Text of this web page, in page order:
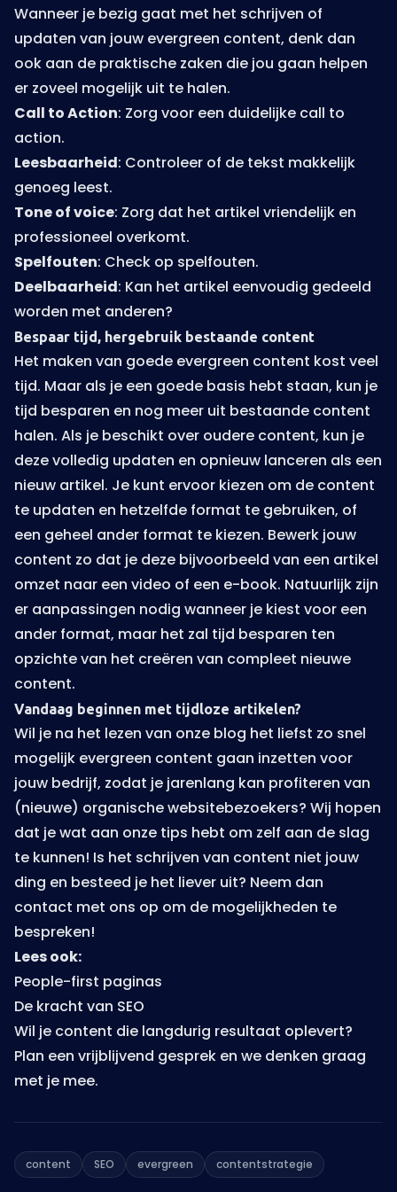
Wanneer je bezig gaat met het schrijven of
updaten van jouw evergreen content, denk dan
ook aan de praktische zaken die jou gaan helpen
er zoveel mogelijk uit te halen.
Call to Action: Zorg voor een duidelijke call to
action.
Leesbaarheid: Controleer of de tekst makkelijk
genoeg leest.
Tone of voice: Zorg dat het artikel vriendelijk en
professioneel overkomt.
Spelfouten: Check op spelfouten.
Deelbaarheid: Kan het artikel eenvoudig gedeeld
worden met anderen?
Bespaar tijd, hergebruik bestaande content
Het maken van goede evergreen content kost veel
tijd. Maar als je een goede basis hebt staan, kun je
tijd besparen en nog meer uit bestaande content
halen. Als je beschikt over oudere content, kun je
deze volledig updaten en opnieuw lanceren als een
nieuw artikel. Je kunt ervoor kiezen om de content
te updaten en hetzelfde format te gebruiken, of
een geheel ander format te kiezen. Bewerk jouw
content zo dat je deze bijvoorbeeld van een artikel
omzet naar een video of een e-book. Natuurlijk zijn
er aanpassingen nodig wanneer je kiest voor een
ander format, maar het zal tijd besparen ten
opzichte van het creëren van compleet nieuwe
content.
Vandaag beginnen met tijdloze artikelen?
Wil je na het lezen van onze blog het liefst zo snel
mogelijk evergreen content gaan inzetten voor
jouw bedrijf, zodat je jarenlang kan profiteren van
(nieuwe) organische websitebezoekers? Wij hopen
dat je wat aan onze tips hebt om zelf aan de slag
te kunnen! Is het schrijven van content niet jouw
ding en besteed je het liever uit? Neem dan
contact met ons op om de mogelijkheden te
bespreken!
Lees ook:
People-first paginas
De kracht van SEO
Wil je content die langdurig resultaat oplevert?
Plan een vrijblijvend gesprek en we denken graag
met je mee.
content SEO evergreen contentstrategie